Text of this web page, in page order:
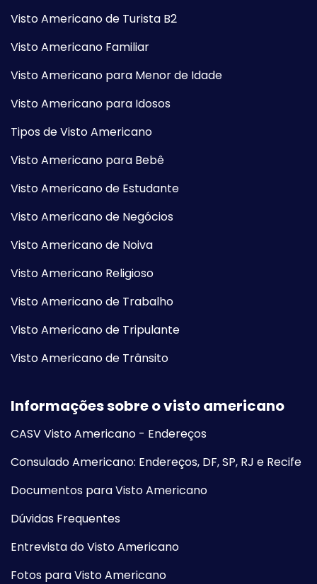
Visto Americano de Turista B2
Visto Americano Familiar
Visto Americano para Menor de Idade
Visto Americano para Idosos
Tipos de Visto Americano
Visto Americano para Bebê
Visto Americano de Estudante
Visto Americano de Negócios
Visto Americano de Noiva
Visto Americano Religioso
Visto Americano de Trabalho
Visto Americano de Tripulante
Visto Americano de Trânsito
Informações sobre o visto americano
CASV Visto Americano - Endereços
Consulado Americano: Endereços, DF, SP, RJ e Recife
Documentos para Visto Americano
Dúvidas Frequentes
Entrevista do Visto Americano
Fotos para Visto Americano